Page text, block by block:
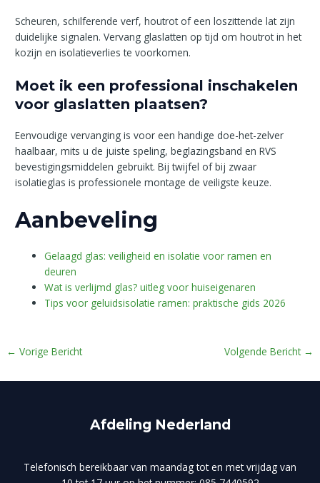
Scheuren, schilferende verf, houtrot of een loszittende lat zijn
duidelijke signalen. Vervang glaslatten op tijd om houtrot in het
kozijn en isolatieverlies te voorkomen.
Moet ik een professional inschakelen
voor glaslatten plaatsen?
Eenvoudige vervanging is voor een handige doe-het-zelver
haalbaar, mits u de juiste speling, beglazingsband en RVS
bevestigingsmiddelen gebruikt. Bij twijfel of bij zwaar
isolatieglas is professionele montage de veiligste keuze.
Aanbeveling
Gelaagd glas: veiligheid en isolatie voor ramen en
deuren
Wat is verlijmd glas? uitleg voor huiseigenaren
Tips voor geluidsisolatie ramen: praktische gids 2026
← Vorige Bericht Volgende Bericht →
Afdeling Nederland
Telefonisch bereikbaar van maandag tot en met vrijdag van